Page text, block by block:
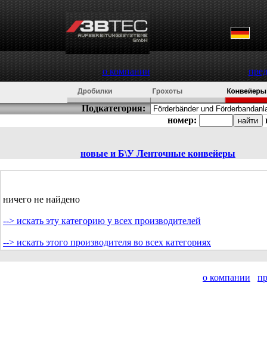
о компании
Подкатегория:
номер:
новые и Б\У Ленточные конвейеры
ничего не найдено
--> искать эту категорию у всех производителей
--> искать этого производителя во всех категориях
о компании